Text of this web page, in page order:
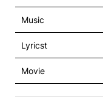
Music
Lyricst
Movie